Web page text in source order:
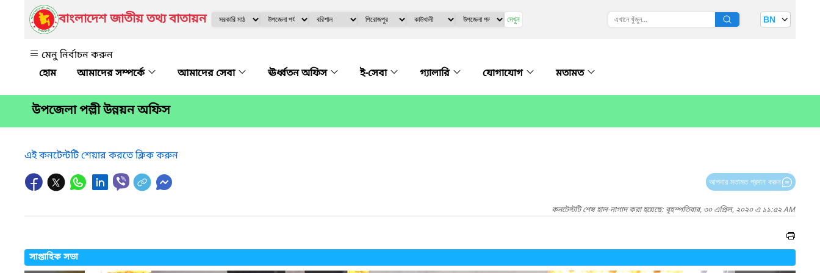
বাংলাদেশ জাতীয় তথ্য বাতায়ন দেখুন BN
মেনু নির্বাচন করুন
আমাদের সম্পর্কে
আমাদের সেবা ঊর্ধ্বতন অফিস ই-সেবা গ্যালারি যোগাযোগ মতামত
উপজেলা পল্লী উন্নয়ন অফিস
এই কনটেন্টটি শেয়ার করতে ক্লিক করুন
আপনার মতামত প্রদান করুন
কনটেন্টটি শেষ হাল-নাগাদ করা হয়েছে: বৃহস্পতিবার, ৩০ এপ্রিল, ২০২০ এ ১১:৫২ AM
সাপ্তাহিক সভা